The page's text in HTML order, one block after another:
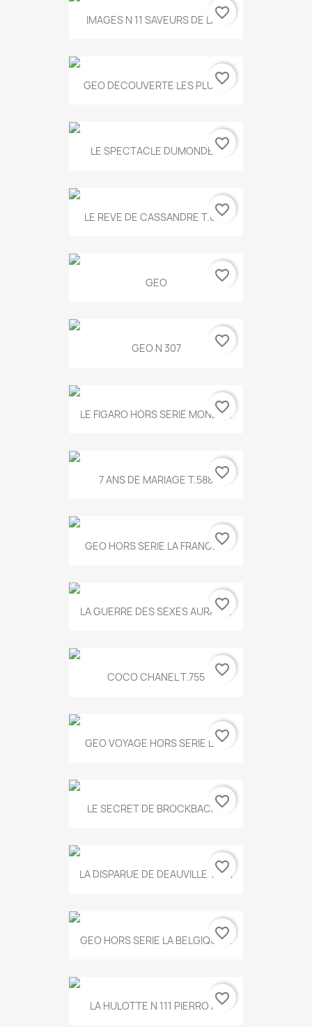
IMAGES N 11 SAVEURS DE LA...
favorite_border
GEO DECOUVERTE LES PLUS...
favorite_border
LE SPECTACLE DUMONDE...favorite_border
LE REVE DE CASSANDRE T.634
favorite_border
GEO favorite_border
GEO N 307 favorite_border
LE FIGARO HORS SERIE MONET...
favorite_border
7 ANS DE MARIAGE T.588 favorite_border
GEO HORS SERIE LA FRANCE...
favorite_border
LA GUERRE DES SEXES AURA T...
favorite_border
COCO CHANEL T.755 favorite_border
GEO VOYAGE HORS SERIE LA...
favorite_border
LE SECRET DE BROCKBACK...
favorite_border
LA DISPARUE DE DEAUVILLE T.551
favorite_border
GEO HORS SERIE LA BELGIQUE...
favorite_border
LA HULOTTE N 111 PIERROT...favorite_border